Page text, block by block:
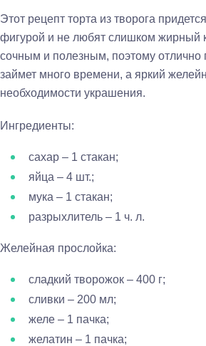
Этот рецепт торта из творога
фигурой и не любят слишком жирный
сочным и полезным, поэтому отлично
займет много времени, а яркий
необходимости украшения.
Ингредиенты:
сахар – 1 стакан;
яйца – 4 шт.;
мука – 1 стакан;
разрыхлитель – 1 ч. л.
Желейная прослойка:
сладкий творожок – 400 г;
сливки – 200 мл;
желе – 1 пачка;
желатин – 1 пачка;